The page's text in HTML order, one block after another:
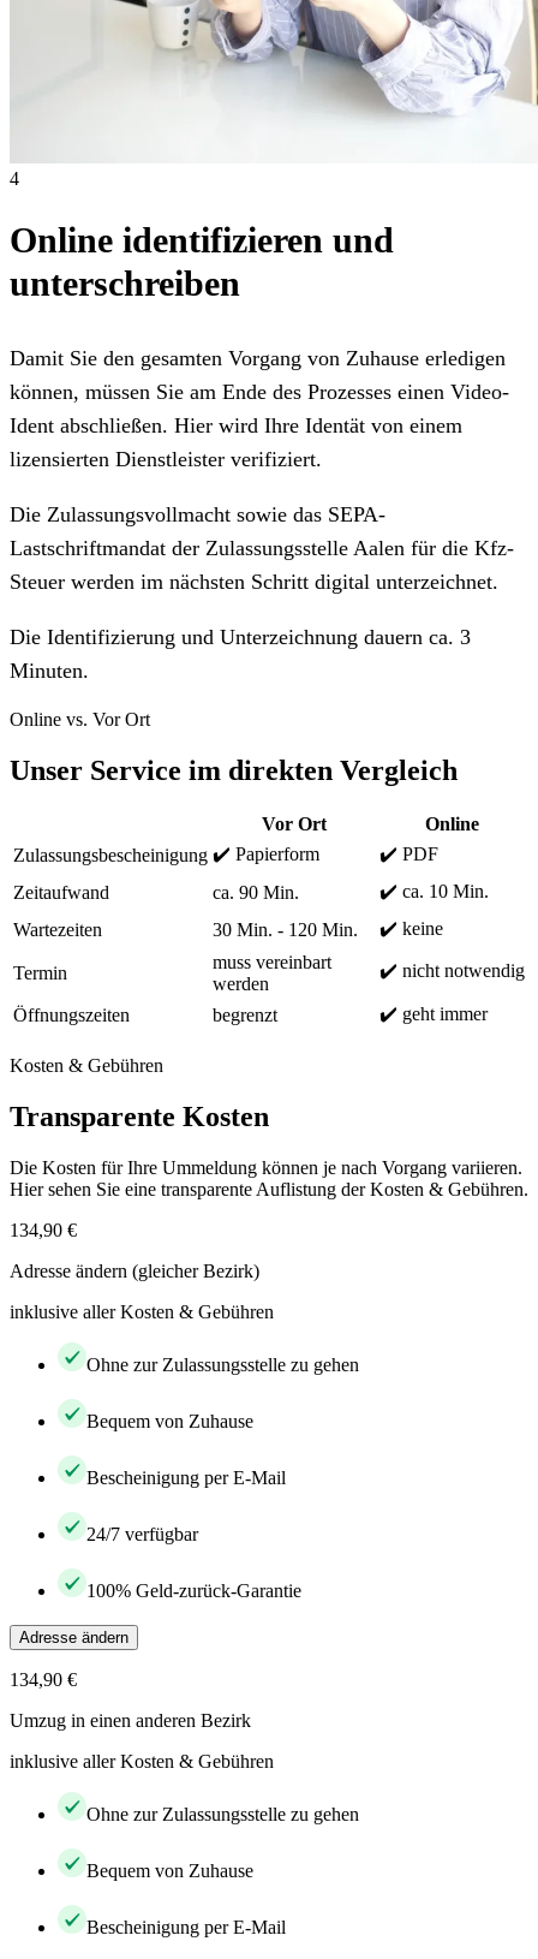
4
Online identifizieren und
unterschreiben
Damit Sie den gesamten Vorgang von Zuhause erledigen
können, müssen Sie am Ende des Prozesses einen Video-
Ident abschließen. Hier wird Ihre Identät von einem
lizensierten Dienstleister verifiziert.
Die Zulassungsvollmacht sowie das SEPA-
Lastschriftmandat der Zulassungsstelle Aalen für die Kfz-
Steuer werden im nächsten Schritt digital unterzeichnet.
Die Identifizierung und Unterzeichnung dauern ca. 3
Minuten.
Online vs. Vor Ort
Unser Service im direkten Vergleich
Vor Ort
Online
Zulassungsbescheinigung ✔️ Papierform
✔️ PDF
Zeitaufwand
ca. 90 Min.
✔️ ca. 10 Min.
Wartezeiten
30 Min. - 120 Min. ✔️ keine
Termin
muss vereinbart
werden
✔️ nicht notwendig
Öffnungszeiten begrenzt ✔️ geht immer
Kosten & Gebühren
Transparente Kosten
Die Kosten für Ihre Ummeldung können je nach Vorgang variieren.
Hier sehen Sie eine transparente Auflistung der Kosten & Gebühren.
134,90 €
Adresse ändern (gleicher Bezirk)
inklusive aller Kosten & Gebühren
Ohne zur Zulassungsstelle zu gehen
Bequem von Zuhause
Bescheinigung per E-Mail
24/7 verfügbar
100% Geld-zurück-Garantie
Adresse ändern
134,90 €
Umzug in einen anderen Bezirk
inklusive aller Kosten & Gebühren
Ohne zur Zulassungsstelle zu gehen
Bequem von Zuhause
Bescheinigung per E-Mail